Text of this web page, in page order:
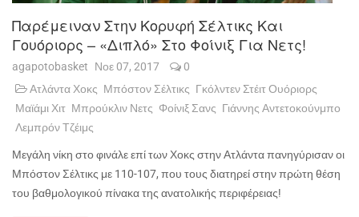
Παρέμειναν Στην Κορυφή Σέλτικς Και
Γουόριορς – «Διπλό» Στο Φοίνιξ Για Νετς!
agapotobasket Νοε 07, 2017
0
Ατλάντα Χοκς Μπόστον Σέλτικς Γκόλντεν Στέιτ Ουόριορς
Μαϊάμι Χιτ Μπρούκλιν Νετς Φοίνιξ Σανς Γιάννης Αντετοκούνμπο
Λεμπρόν Τζέιμς
Μεγάλη νίκη στο φινάλε επί των Χοκς στην Ατλάντα πανηγύρισαν οι
Μπόστον Σέλτικς με 110-107, που τους διατηρεί στην πρώτη θέση
του βαθμολογικού πίνακα της ανατολικής περιφέρειας!